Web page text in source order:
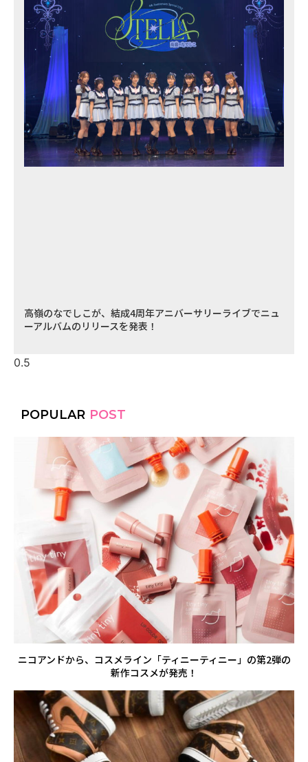
高嶺のなでしこが、結成4周年アニバーサリーライブでニュ
ーアルバムのリリースを発表！
POPULAR POST
ニコアンドから、コスメライン「ティニーティニー」の第2弾の
新作コスメが発売！